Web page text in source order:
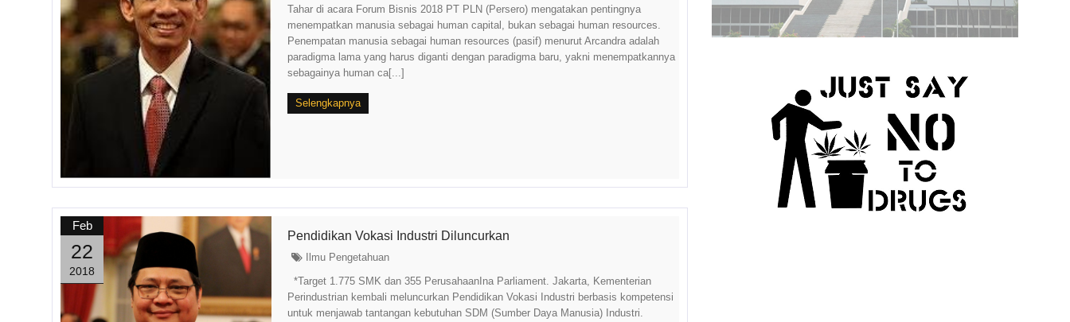
Tahar di acara Forum Bisnis 2018 PT PLN (Persero) mengatakan pentingnya
menempatkan manusia sebagai human capital, bukan sebagai human resources.
Penempatan manusia sebagai human resources (pasif) menurut Arcandra adalah
paradigma lama yang harus diganti dengan paradigma baru, yakni menempatkannya
sebagainya human ca[...]
Selengkapnya
Feb
22
2018
Pendidikan Vokasi Industri Diluncurkan
Ilmu Pengetahuan
*Target 1.775 SMK dan 355 PerusahaanIna Parliament. Jakarta, Kementerian
Perindustrian kembali meluncurkan Pendidikan Vokasi Industri berbasis kompetensi
untuk menjawab tantangan kebutuhan SDM (Sumber Daya Manusia) Industri.